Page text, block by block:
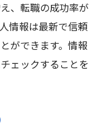
、転職の成功率が
情報は最新で信頼
ができます。情報
ェックすることを